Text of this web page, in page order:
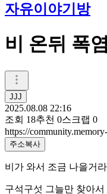
자유이야기방
비 온뒤 폭
JJJ
2025.08.08 22:16
조회 18추천 0스크랩 0
https://
주소복사
비가 와서 조금 나을거
구석구섯 그늘만 찾아서